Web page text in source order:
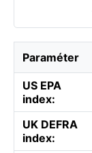
Paraméter
US EPA
index:
UK DEFRA
index: